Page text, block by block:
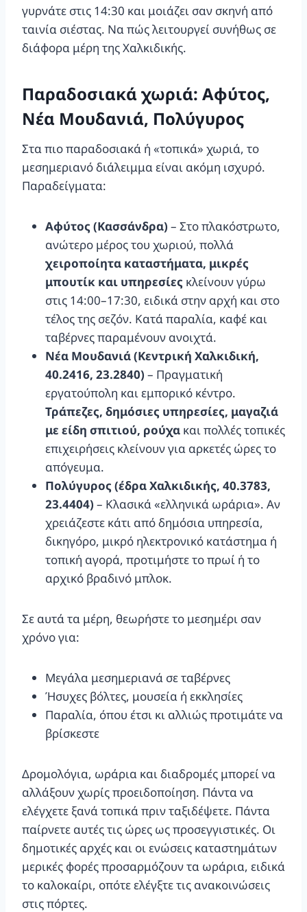
γυρνάτε στις 14:30 και μοιάζει σαν σκηνή από
ταινία σιέστας. Να πώς λειτουργεί συνήθως σε
διάφορα μέρη της Χαλκιδικής.
Παραδοσιακά χωριά: Αφύτος,
Νέα Μουδανιά, Πολύγυρος
Στα πιο παραδοσιακά ή «τοπικά» χωριά, το
μεσημεριανό διάλειμμα είναι ακόμη ισχυρό.
Παραδείγματα:
Αφύτος (Κασσάνδρα) – Στο πλακόστρωτο,
ανώτερο μέρος του χωριού, πολλά
χειροποίητα καταστήματα, μικρές
μπουτίκ και υπηρεσίες κλείνουν γύρω
στις 14:00–17:30, ειδικά στην αρχή και στο
τέλος της σεζόν. Κατά παραλία, καφέ και
ταβέρνες παραμένουν ανοιχτά.
Νέα Μουδανιά (Κεντρική Χαλκιδική,
40.2416, 23.2840) – Πραγματική
εργατούπολη και εμπορικό κέντρο.
Τράπεζες, δημόσιες υπηρεσίες, μαγαζιά
με είδη σπιτιού, ρούχα και πολλές τοπικές
επιχειρήσεις κλείνουν για αρκετές ώρες το
απόγευμα.
Πολύγυρος (έδρα Χαλκιδικής, 40.3783,
23.4404) – Κλασικά «ελληνικά ωράρια». Αν
χρειάζεστε κάτι από δημόσια υπηρεσία,
δικηγόρο, μικρό ηλεκτρονικό κατάστημα ή
τοπική αγορά, προτιμήστε το πρωί ή το
αρχικό βραδινό μπλοκ.
Σε αυτά τα μέρη, θεωρήστε το μεσημέρι σαν
χρόνο για:
Μεγάλα μεσημεριανά σε ταβέρνες
Ήσυχες βόλτες, μουσεία ή εκκλησίες
Παραλία, όπου έτσι κι αλλιώς προτιμάτε να
βρίσκεστε
Δρομολόγια, ωράρια και διαδρομές μπορεί να
αλλάξουν χωρίς προειδοποίηση. Πάντα να
ελέγχετε ξανά τοπικά πριν ταξιδέψετε. Πάντα
παίρνετε αυτές τις ώρες ως προσεγγιστικές. Οι
δημοτικές αρχές και οι ενώσεις καταστημάτων
μερικές φορές προσαρμόζουν τα ωράρια, ειδικά
το καλοκαίρι, οπότε ελέγξτε τις ανακοινώσεις
στις πόρτες.